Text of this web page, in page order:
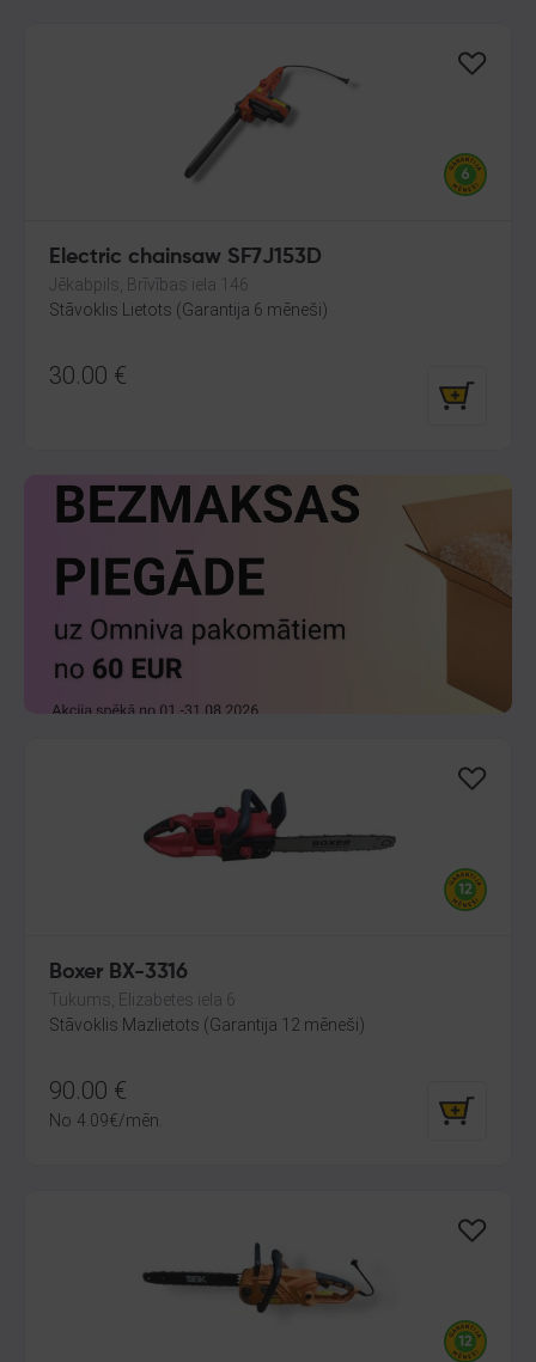
Electric chainsaw SF7J153D
Jēkabpils, Brīvības iela 146
Stāvoklis Lietots (Garantija 6 mēneši)
30.00 €
Boxer BX-3316
Tukums, Elizabetes iela 6
Stāvoklis Mazlietots (Garantija 12 mēneši)
90.00 €
No 4.09€/mēn.